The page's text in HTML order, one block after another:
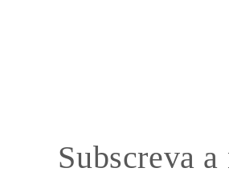
Subscreva a